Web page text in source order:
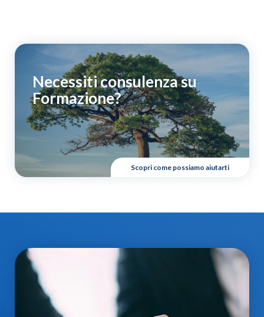
Necessiti consulenza su
Formazione?
Scopri come possiamo aiutarti